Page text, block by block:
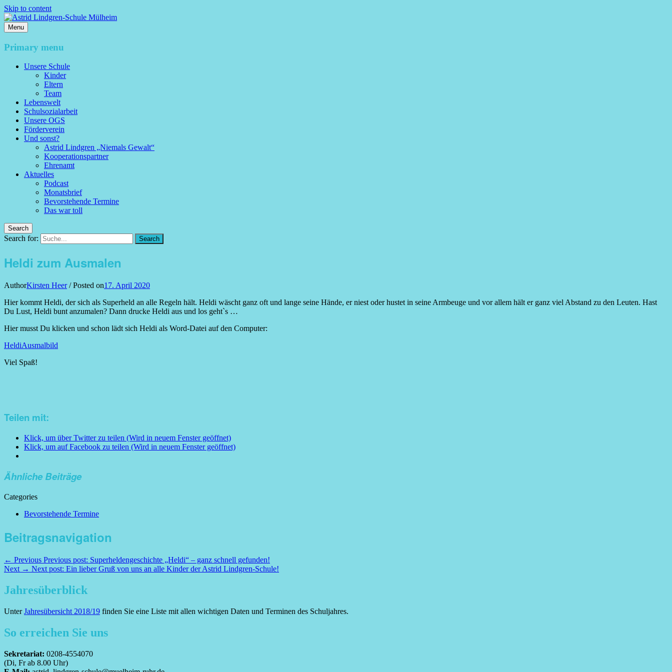
Skip to content
Astrid Lindgren-Schule Mülheim
Menu
Primary menu
Unsere Schule
Kinder
Eltern
Team
Lebenswelt
Schulsozialarbeit
Unsere OGS
Förderverein
Und sonst?
Astrid Lindgren „Niemals Gewalt“
Kooperationspartner
Ehrenamt
Aktuelles
Podcast
Monatsbrief
Bevorstehende Termine
Das war toll
Search
Search for: Search
Heldi zum Ausmalen
AuthorKirsten Heer/Posted on17. April 2020
Hier kommt Heldi, der sich als Superheld an alle Regeln hält. Heldi wäscht ganz oft und lange seine Hände, er niest oder hustet in seine Armbeuge und vor allem hält er ganz viel Abstand zu den Leuten. Hast
Du Lust, Heldi bunt anzumalen? Dann drucke Heldi aus und los geht`s …
Hier musst Du klicken und schon lädt sich Heldi als Word-Datei auf den Computer:
HeldiAusmalbild
Viel Spaß!
Teilen mit:
Klick, um über Twitter zu teilen (Wird in neuem Fenster geöffnet)
Klick, um auf Facebook zu teilen (Wird in neuem Fenster geöffnet)
Ähnliche Beiträge
Categories
Bevorstehende Termine
Beitragsnavigation
← Previous Previous post: Superheldengeschichte „Heldi“ – ganz schnell gefunden!
Next → Next post: Ein lieber Gruß von uns an alle Kinder der Astrid Lindgren-Schule!
Jahresüberblick
UnterJahresübersicht 2018/19 finden Sie eine Liste mit allen wichtigen Daten und Terminen des Schuljahres.
So erreichen Sie uns
Sekretariat: 0208-4554070
(Di, Fr ab 8.00 Uhr)